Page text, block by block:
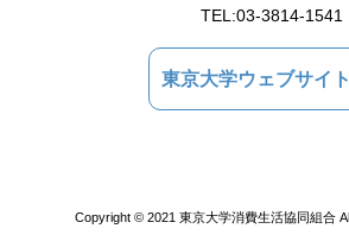
TEL:03-3814-1541
東京大学ウェブサイ
Copyright © 2021 東京大学消費生活協同組合